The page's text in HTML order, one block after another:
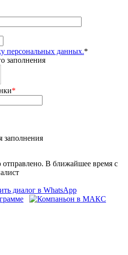
персональных данных.*
заполнения
*
заполнения
В ближайшее время с